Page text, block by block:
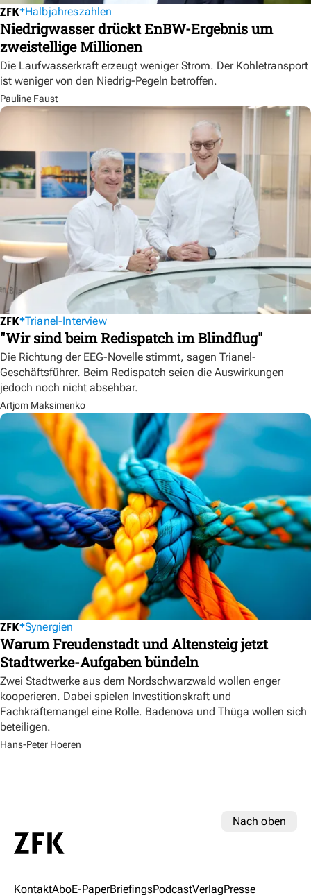
Halbjahreszahlen
Niedrigwasser drückt EnBW-Ergebnis um
zweistellige Millionen
Die Laufwasserkraft erzeugt weniger Strom. Der Kohletransport
ist weniger von den Niedrig-Pegeln betroffen.
Pauline Faust
Trianel-Interview
"Wir sind beim Redispatch im Blindflug"
Die Richtung der EEG-Novelle stimmt, sagen Trianel-
Geschäftsführer. Beim Redispatch seien die Auswirkungen
jedoch noch nicht absehbar.
Artjom Maksimenko
Synergien
Warum Freudenstadt und Altensteig jetzt
Stadtwerke-Aufgaben bündeln
Zwei Stadtwerke aus dem Nordschwarzwald wollen enger
kooperieren. Dabei spielen Investitionskraft und
Fachkräftemangel eine Rolle. Badenova und Thüga wollen sich
beteiligen.
Hans-Peter Hoeren
Nach oben
KontaktAboE-PaperBriefingsPodcastVerlagPresse